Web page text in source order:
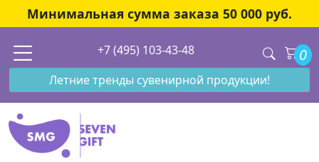
Минимальная сумма заказа 50 000 руб.
+7 (495) 103-43-48 0
Летние тренды сувенирной продукции!